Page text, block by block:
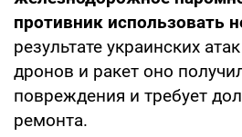
противник использовать
результате украинских
дронов и ракет оно
повреждения и требует
ремонта.